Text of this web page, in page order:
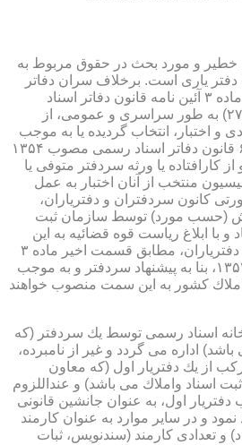
خطیر و مورد بحث در حقوق مربوط به
یاری است. برخلاف سران دفاتر
اسناد رسمی كه به موجب ماده ۳ آئین نامه قانون دفاتر اسناد
رسمی (اصلاحی ۲۷/۱۱/۱۳۶۰) به طور سراسری و عمومی، از
و اختبار، انتخاب گردیده یا به موجب
اختیارات حاصله از ماده ۶۹ قانون دفاتر اسناد رسمی مصوب ۱۳۵۴
كارافتاده یا ورثه سردفتر متوفی یا
منتخب از آنان اختبار به عمل
كانون سردفتران و دفتریاران،
(حسب مورد) توسط سازمان ثبت
و با ابلاغ ریاست قوه قضائیه به این
سمت منصوب خواهند شد. دفتریاران، مطابق قسمت اخیر ماده ۳
قانون دفاتر اسناد رسمی ۱۳۵۴، بنا به پیشنهاد سردفتر و به موجب
املاك كشور به این سمت منصوب خواهند
دفترخانه اسناد رسمی توسط یك سردفتر (كه
اداره می گردد و غیر از نامبرده،
از یك دفتریار اول (كه معاون
اسناد واملاك می باشد) و عنداللزوم
دفتریار اول، به عنوان جانشین قانونی
نمود و در سایر موارد به عنوان كارمند
تعدادی كارمند (سندنویس، ثبات